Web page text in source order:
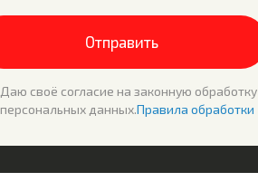
Отправить
Даю своё согласие на законную обработку
персональных данных.Правила обработки